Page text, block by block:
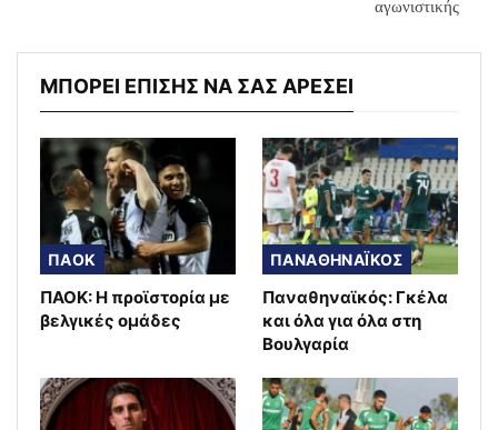
αγωνιστικής
ΜΠΟΡΕΙ ΕΠΙΣΗΣ ΝΑ ΣΑΣ ΑΡΕΣΕΙ
ΠΑΟΚ
ΠΑΟΚ: Η προϊστορία με
βελγικές ομάδες
ΠΑΝΑΘΗΝΑΪΚΟΣ
Παναθηναϊκός: Γκέλα
και όλα για όλα στη
Βουλγαρία